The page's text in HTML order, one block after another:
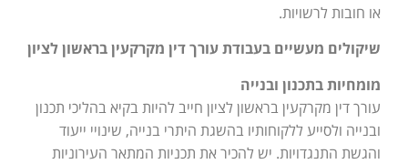
או חובות לרשויות.
שיקולים מעשיים בעבודת עורך דין מקרקעין בראשון לציון
מומחיות בתכנון ובנייה
עורך דין מקרקעין בראשון לציון חייב להיות בקיא בהליכי תכנון
ובנייה ולסייע ללקוחותיו בהשגת היתרי בנייה, שינויי ייעוד
והגשת התנגדויות. יש להכיר את תכניות המתאר העירוניות